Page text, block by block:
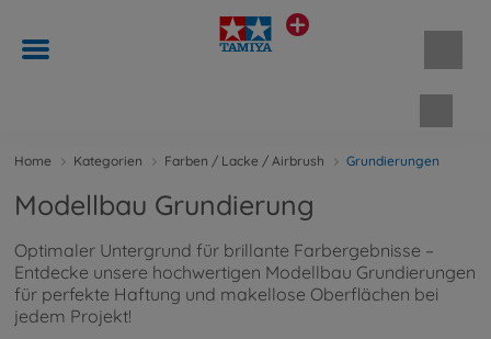
Home Kategorien Farben / Lacke / Airbrush Grundierungen
Modellbau Grundierung
Optimaler Untergrund für brillante Farbergebnisse –
Entdecke unsere hochwertigen Modellbau Grundierungen
für perfekte Haftung und makellose Oberflächen bei
jedem Projekt!